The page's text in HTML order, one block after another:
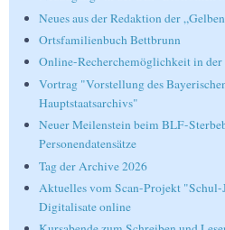
Neues aus der Redaktion der
Ortsfamilienbuch Bettbrunn
Online-Recherchemöglichkeit in
Vortrag "Vorstellung des
Hauptstaatsarchivs"
Neuer Meilenstein beim BLF-
Personendatensätze
Tag der Archive 2026
Aktuelles vom Scan-Projekt "Schul-
Digitalisate online